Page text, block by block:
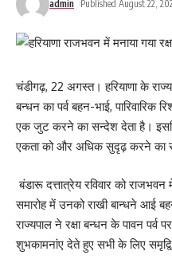
admin Published August 22,
चंडीगढ़, 22 अगस्त। हरियाणा के
बन्धन का पर्व बहन-भाई, पारिवारिक
एक जुट करने का सन्देश देता है।
एकता को और अधिक सुदृढ़ करने का
बंडारू दत्तात्रेय रविवार को
समारोह में उनको राखी बान्धने आई
राज्यपाल ने रक्षा बन्धन के पावन पर्व
शुभकामनांए देते हुए सभी के लिए